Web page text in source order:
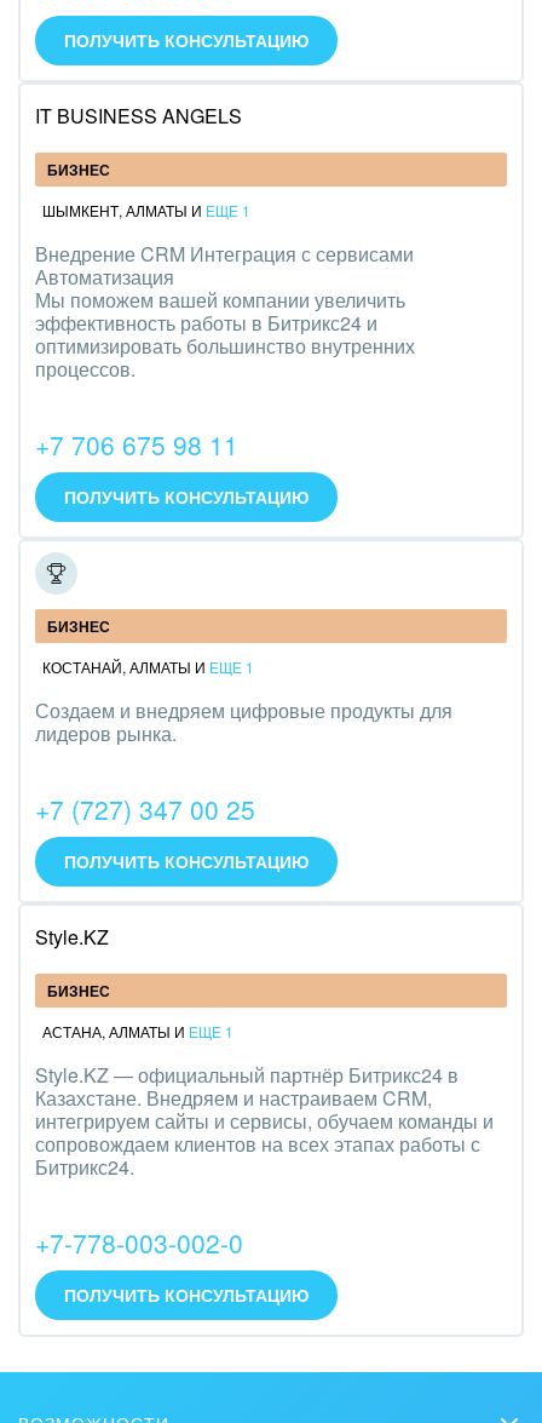
ПОЛУЧИТЬ КОНСУЛЬТАЦИЮ
IT BUSINESS ANGELS
БИЗНЕС
ШЫМКЕНТ, АЛМАТЫ И ЕЩЕ 1
Внедрение CRM Интеграция с сервисами
Автоматизация
Мы поможем вашей компании увеличить
эффективность работы в Битрикс24 и
оптимизировать большинство внутренних
процессов.
+7 706 675 98 11
ПОЛУЧИТЬ КОНСУЛЬТАЦИЮ
ITL
БИЗНЕС
КОСТАНАЙ, АЛМАТЫ И ЕЩЕ 1
Создаем и внедряем цифровые продукты для
лидеров рынка.
+7 (727) 347 00 25
ПОЛУЧИТЬ КОНСУЛЬТАЦИЮ
Style.KZ
БИЗНЕС
АСТАНА, АЛМАТЫ И ЕЩЕ 1
Style.KZ — официальный партнёр Битрикс24 в
Казахстане. Внедряем и настраиваем CRM,
интегрируем сайты и сервисы, обучаем команды и
сопровождаем клиентов на всех этапах работы с
Битрикс24.
+7-778-003-002-0
ПОЛУЧИТЬ КОНСУЛЬТАЦИЮ